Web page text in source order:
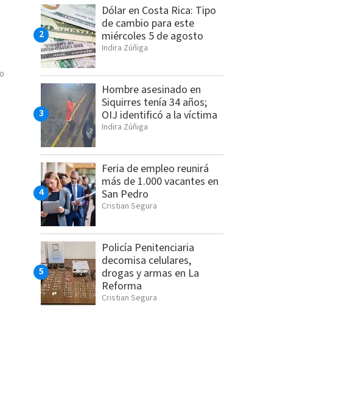
Dólar en Costa Rica: Tipo
de cambio para este
miércoles 5 de agosto
Indira Zúñiga
Hombre asesinado en
Siquirres tenía 34 años;
OIJ identificó a la víctima
Indira Zúñiga
Feria de empleo reunirá
más de 1.000 vacantes en
San Pedro
Cristian Segura
Policía Penitenciaria
decomisa celulares,
drogas y armas en La
Reforma
Cristian Segura